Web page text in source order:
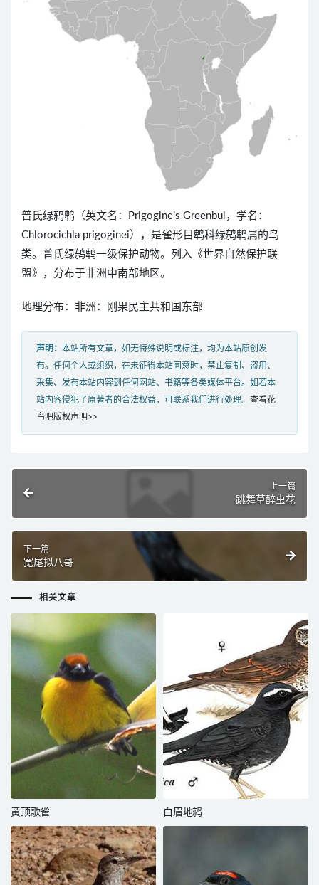
普氏绿鸫鹎（英文名：Prigogine’s Greenbul，学名：
Chlorocichla prigoginei），是雀形目鹎科绿鸫鹎属的鸟
类。普氏绿鸫鹎一级保护动物。列入《世界自然保护联
盟》，分布于非洲中南部地区。
地理分布：非洲：刚果民主共和国东部
声明： 本站所有文章，如无特殊说明或标注，均为本站原创发
布。任何个人或组织，在未征得本站同意时，禁止复制、盗用、
采集、发布本站内容到任何网站、书籍等各类媒体平台。如若本
站内容侵犯了原著者的合法权益，可联系我们进行处理。 查看花
鸟吧版权声明>>
上一篇
跳舞草醉虫花
下一篇
宽尾拟八哥
相关文章
黄顶歌雀 白眉地鸫